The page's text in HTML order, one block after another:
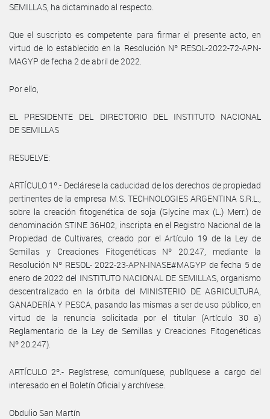
SEMILLAS, ha dictaminado al respecto.
Que el suscripto es competente para firmar el presente acto, en
virtud de lo establecido en la Resolución Nº RESOL-2022-72-APN-
MAGYP de fecha 2 de abril de 2022.
Por ello,
EL PRESIDENTE DEL DIRECTORIO DEL INSTITUTO NACIONAL
DE SEMILLAS
RESUELVE:
ARTÍCULO 1º.- Declárese la caducidad de los derechos de propiedad
pertinentes de la empresa M.S. TECHNOLOGIES ARGENTINA S.R.L.,
sobre la creación fitogenética de soja (Glycine max (L.) Merr.) de
denominación STINE 36H02, inscripta en el Registro Nacional de la
Propiedad de Cultivares, creado por el Artículo 19 de la Ley de
Semillas y Creaciones Fitogenéticas Nº 20.247, mediante la
Resolución Nº RESOL- 2022-23-APN-INASE#MAGYP de fecha 5 de
enero de 2022 del INSTITUTO NACIONAL DE SEMILLAS, organismo
descentralizado en la órbita del MINISTERIO DE AGRICULTURA,
GANADERÍA Y PESCA, pasando las mismas a ser de uso público, en
virtud de la renuncia solicitada por el titular (Artículo 30 a)
Reglamentario de la Ley de Semillas y Creaciones Fitogenéticas
Nº 20.247).
ARTÍCULO 2º.- Regístrese, comuníquese, publíquese a cargo del
interesado en el Boletín Oficial y archívese.
Obdulio San Martín